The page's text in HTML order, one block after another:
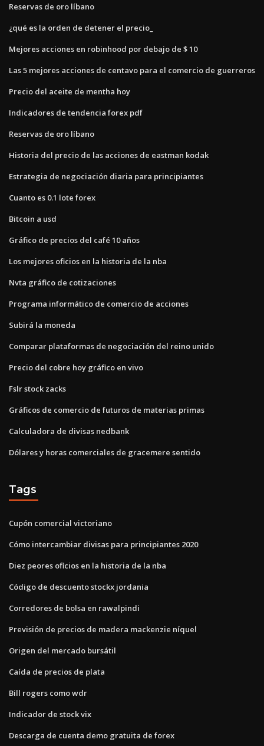
Reservas de oro líbano
¿qué es la orden de detener el precio_
Mejores acciones en robinhood por debajo de $ 10
Las 5 mejores acciones de centavo para el comercio de guerreros
Precio del aceite de mentha hoy
Indicadores de tendencia forex pdf
Reservas de oro líbano
Historia del precio de las acciones de eastman kodak
Estrategia de negociación diaria para principiantes
Cuanto es 0.1 lote forex
Bitcoin a usd
Gráfico de precios del café 10 años
Los mejores oficios en la historia de la nba
Nvta gráfico de cotizaciones
Programa informático de comercio de acciones
Subirá la moneda
Comparar plataformas de negociación del reino unido
Precio del cobre hoy gráfico en vivo
Fslr stock zacks
Gráficos de comercio de futuros de materias primas
Calculadora de divisas nedbank
Dólares y horas comerciales de gracemere sentido
Tags
Cupón comercial victoriano
Cómo intercambiar divisas para principiantes 2020
Diez peores oficios en la historia de la nba
Código de descuento stockx jordania
Corredores de bolsa en rawalpindi
Previsión de precios de madera mackenzie níquel
Origen del mercado bursátil
Caída de precios de plata
Bill rogers como wdr
Indicador de stock vix
Descarga de cuenta demo gratuita de forex